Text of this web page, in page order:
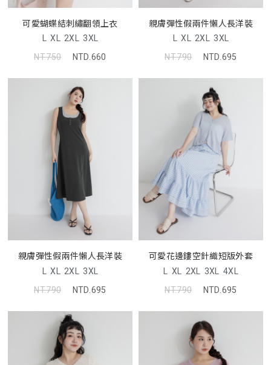
可愛蝴蝶結刺繡翻領上衣
L XL 2XL 3XL
NT.750
NTD.660
親膚彈性假兩件懶人長洋裝
L XL 2XL 3XL
NT.790
NTD.695
親膚彈性假兩件懶人長洋裝
L XL 2XL 3XL
NT.790
NTD.695
可愛花邊鏤空針織短版外套
L XL 2XL 3XL 4XL
NT.790
NTD.695